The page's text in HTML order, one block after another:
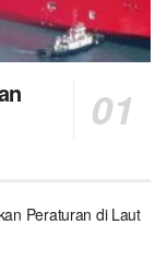
Peraturan di Laut